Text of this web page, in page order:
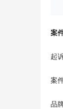
案
起
案
品